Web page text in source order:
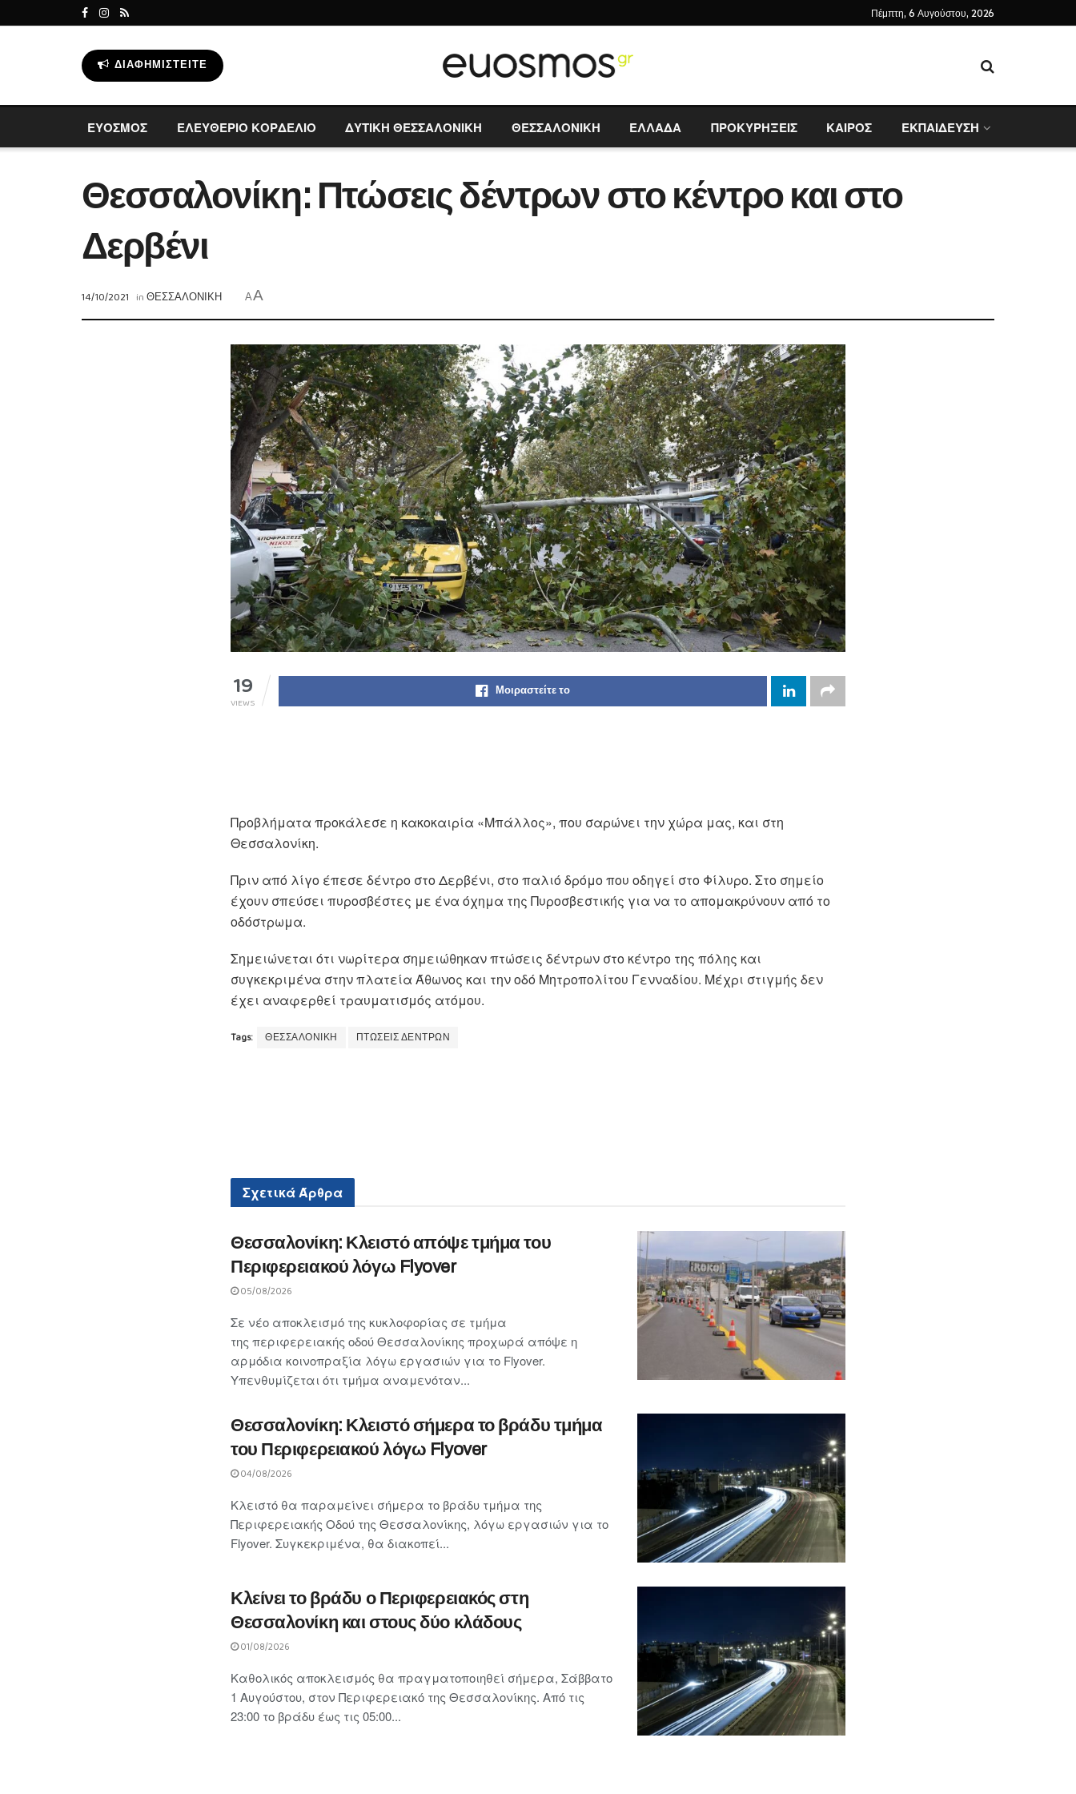
Πέμπτη, 6 Αυγούστου, 2026
ΔΙΑΦΗΜΙΣΤΕΊΤΕ
ΕΥΟΣΜΟΣ ΕΛΕΥΘΕΡΙΟ ΚΟΡΔΕΛΙΟ ΔΥΤΙΚΗ ΘΕΣΣΑΛΟΝΙΚΗ ΘΕΣΣΑΛΟΝΙΚΗ ΕΛΛΑΔΑ ΠΡΟΚΥΡΗΞΕΙΣ ΚΑΙΡΟΣ ΕΚΠΑΙΔΕΥΣΗ
Θεσσαλονίκη: Πτώσεις δέντρων στο κέντρο και στο
Δερβένι
14/10/2021 inΘΕΣΣΑΛΟΝΙΚΗ AA
19
VIEWS
Μοιραστείτε το
Προβλήματα προκάλεσε η κακοκαιρία «Μπάλλος», που σαρώνει την χώρα μας, και στη
Θεσσαλονίκη.
Πριν από λίγο έπεσε δέντρο στο Δερβένι, στο παλιό δρόμο που οδηγεί στο Φίλυρο. Στο σημείο
έχουν σπεύσει πυροσβέστες με ένα όχημα της Πυροσβεστικής για να το απομακρύνουν από το
οδόστρωμα.
Σημειώνεται ότι νωρίτερα σημειώθηκαν πτώσεις δέντρων στο κέντρο της πόλης και
συγκεκριμένα στην πλατεία Άθωνος και την οδό Μητροπολίτου Γενναδίου. Μέχρι στιγμής δεν
έχει αναφερθεί τραυματισμός ατόμου.
Tags: ΘΕΣΣΑΛΟΝΙΚΗ ΠΤΩΣΕΙΣ ΔΕΝΤΡΩΝ
ΣχετικάΆρθρα
Θεσσαλονίκη: Κλειστό απόψε τμήμα του
Περιφερειακού λόγω Flyover
05/08/2026
Σε νέο αποκλεισμό της κυκλοφορίας σε τμήμα
της περιφερειακής οδού Θεσσαλονίκης προχωρά απόψε η
αρμόδια κοινοπραξία λόγω εργασιών για το Flyover.
Υπενθυμίζεται ότι τμήμα αναμενόταν...
Θεσσαλονίκη: Κλειστό σήμερα το βράδυ τμήμα
του Περιφερειακού λόγω Flyover
04/08/2026
Κλειστό θα παραμείνει σήμερα το βράδυ τμήμα της
Περιφερειακής Οδού της Θεσσαλονίκης, λόγω εργασιών για το
Flyover. Συγκεκριμένα, θα διακοπεί...
Κλείνει το βράδυ ο Περιφερειακός στη
Θεσσαλονίκη και στους δύο κλάδους
01/08/2026
Καθολικός αποκλεισμός θα πραγματοποιηθεί σήμερα, Σάββατο
1 Αυγούστου, στον Περιφερειακό της Θεσσαλονίκης. Από τις
23:00 το βράδυ έως τις 05:00...